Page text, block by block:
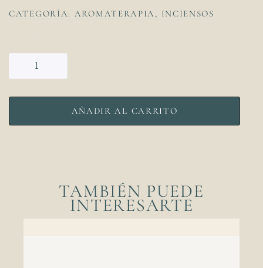
CATEGORÍA: AROMATERAPIA INCIENSOS
AÑADIR AL CARRITO
TAMBIÉN PUEDE
INTERESARTE